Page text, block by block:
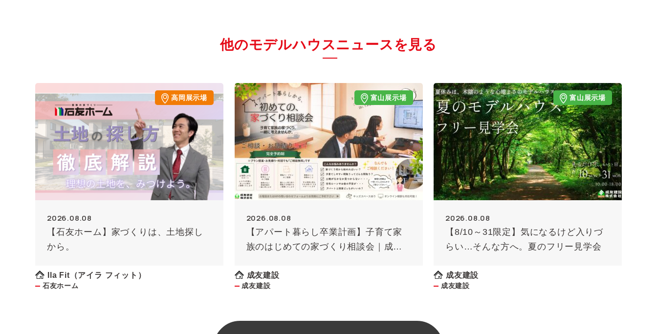
他のモデルハウスニュースを見る
高岡展示場
2026.08.08
【石友ホーム】家づくりは、土地探し
から。
Ila Fit（アイラ フィット）
石友ホーム
富山展示場
2026.08.08
【アパート暮らし卒業計画】子育て家
族のはじめての家づくり相談会｜成友
成友建設
成友建設
富山展示場
2026.08.08
【8/10～31限定】気になるけど入りづ
らい…そんな方へ。夏のフリー見学会
成友建設
成友建設